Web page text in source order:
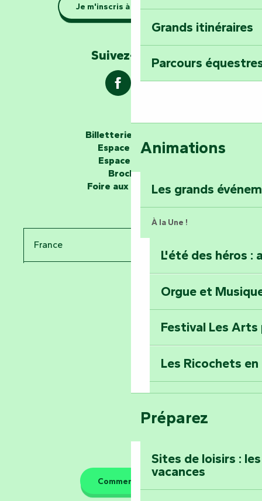
Les gardiens de la nature
Se la couler
barque dans le
Explorez la
Les passeurs d'histoires
Partez en
Percez les
Voyagez dans le
Maillezais
Montez au
Grands itinéraires
Parcours
Animations
Les grands
À la Une !
L'été des héros :
Orgue et
Festival Les Arts
Les Ricochets
Tout l'agenda
Préparez
Sites de loisirs :
vacances
Je m'inscris à la newsletter
Suivez-nous !
Billetterie en ligne
Espace groupe
Espace presse
Brochures
Foire aux questions
France
Comment venir ?